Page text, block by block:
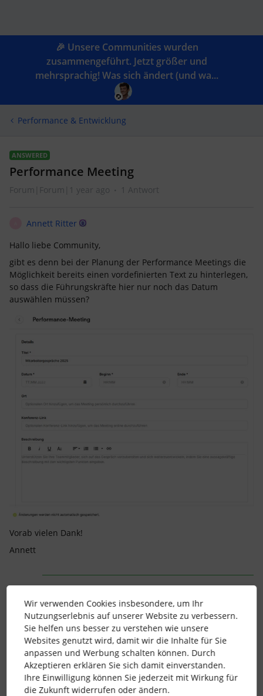
🎉 Unsere Communities wurden
zusammengeführt. Jetzt größer und
mehrsprachig! Was sich ändert (und wa...
Performance & Entwicklung
ANSWERED
Performance Meeting
Forum|Forum|1 year ago 1 Antwort
Annett Ritter
Hallo liebe Community,
gibt es denn bei der Planung der Performance Meetings die
Möglichkeit bereits einen vordefinierten Text zu hinterlegen,
so dass die Führungskräfte hier nur noch das Datum
auswählen müssen?
Vorab vielen Dank!
Annett
Hallo ​@Annett Ritter,
vielen Dank für Deine Nachricht und
entschuldige bitte, dass Du nicht früher
eine Antwort erhalten hast. Derzeit ist diese
Option nicht verfügbar, wir werden dies
jedoch als Verbesserung für die Zukunft in
Betracht ziehen. Vielen Dank!
Wir verwenden Cookies insbesondere, um Ihr
Nutzungserlebnis auf unserer Website zu verbessern.
Sie helfen uns besser zu verstehen wie unsere
Websites genutzt wird, damit wir die Inhalte für Sie
anpassen und Werbung schalten können. Durch
Akzeptieren erklären Sie sich damit einverstanden.
Ihre Einwilligung können Sie jederzeit mit Wirkung für
die Zukunft widerrufen oder ändern.